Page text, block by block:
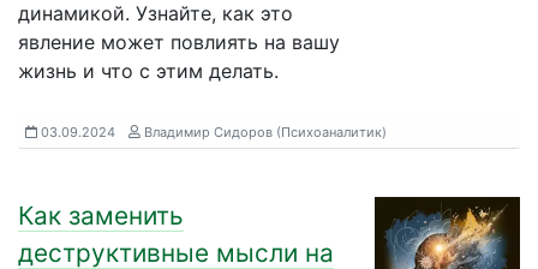
динамикой. Узнайте, как это
явление может повлиять на вашу
жизнь и что с этим делать.
03.09.2024 Владимир Сидоров (Психоаналитик)
Как заменить
деструктивные мысли на